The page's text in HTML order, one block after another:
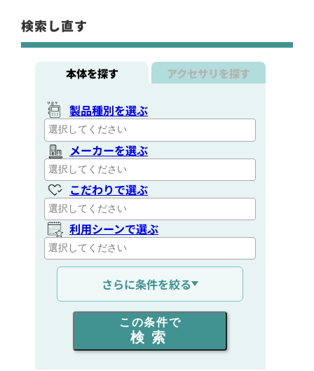
検索し直す
本体を探す アクセサリを探す
製品種別を選ぶ
メーカーを選ぶ
こだわりで選ぶ
利用シーンで選ぶ
通信距離を選ぶ
出力を選ぶ
同時通話人数を選ぶ
さらに条件を絞る
この条件で
検索